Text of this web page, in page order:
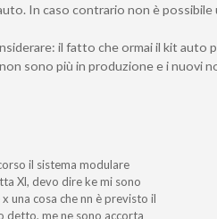
In caso contrario non è possibile
il fatto che ormai il kit auto
sono più in produzione e i nuovi
il sistema modulare
Xl, devo dire ke mi sono
una cosa che nn è previsto il
detto, me ne sono accorta